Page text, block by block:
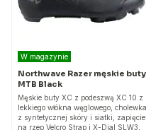
W magazynie
Northwave Razer męskie buty
MTB Black
Męskie buty XC z podeszwą XC 10 z
lekkiego włókna węglowego, cholewka
z syntetycznej skóry i siatki, zapięcie
na rzep Velcro Strap i X-Dial SLW3,